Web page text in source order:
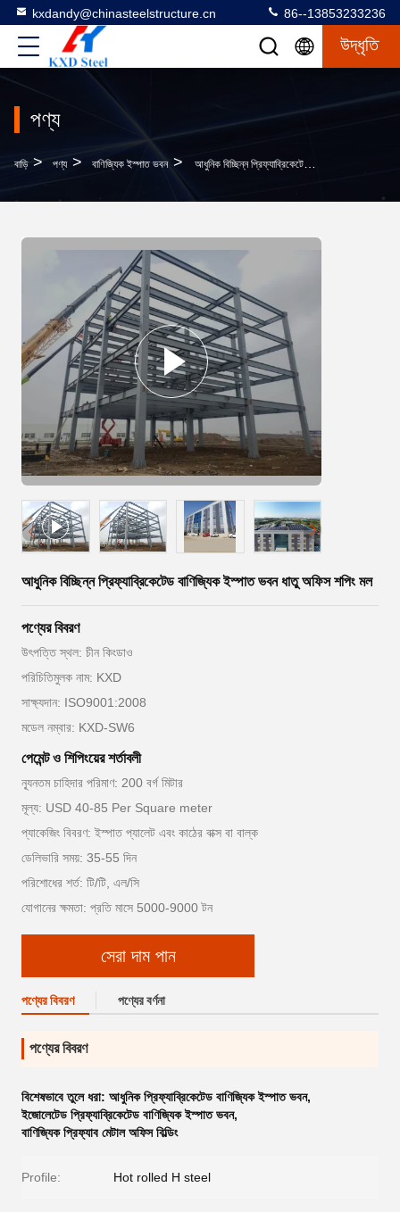
kxdandy@chinasteelstructure.cn 86--13853233236
উদ্ধৃতি
পণ্য
বাড়ি > পণ্য > বাণিজ্যিক ইস্পাত ভবন > আধুনিক বিচ্ছিন্ন প্রিফ্যাব্রিকেটেড বাণিজ্যিক ইস্পাত ভবন ধাতু অফিস শপিং মল
আধুনিক বিচ্ছিন্ন প্রিফ্যাব্রিকেটেড বাণিজ্যিক ইস্পাত ভবন ধাতু অফিস শপিং মল
পণ্যের বিবরণ
উৎপত্তি স্থল: চীন কিংডাও
পরিচিতিমুলক নাম: KXD
সাক্ষ্যদান: ISO9001:2008
মডেল নম্বার: KXD-SW6
পেমেন্ট ও শিপিংয়ের শর্তাবলী
ন্যূনতম চাহিদার পরিমাণ: 200 বর্গ মিটার
মূল্য: USD 40-85 Per Square meter
প্যাকেজিং বিবরণ: ইস্পাত প্যালেট এবং কাঠের বাক্স বা বাল্ক
ডেলিভারি সময়: 35-55 দিন
পরিশোধের শর্ত: টি/টি, এল/সি
যোগানের ক্ষমতা: প্রতি মাসে 5000-9000 টন
সেরা দাম পান
পণ্যের বিবরণ পণ্যের বর্ণনা
পণ্যের বিবরণ
বিশেষভাবে তুলে ধরা: আধুনিক প্রিফ্যাব্রিকেটেড বাণিজ্যিক ইস্পাত ভবন,
ইজোলেটেড প্রিফ্যাব্রিকেটেড বাণিজ্যিক ইস্পাত ভবন,
বাণিজ্যিক প্রিফ্যাব মেটাল অফিস বিল্ডিং
Profile: Hot rolled H steel